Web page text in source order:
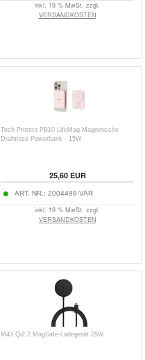
inkl. 19 % MwSt. zzgl.
VERSANDKOSTEN
Tech-Protect PB10 LifeMag Magnetische
Drahtlose Powerbank - 15W
25,60EUR
ART. NR.: 2004498-VAR
inkl. 19 % MwSt. zzgl.
VERSANDKOSTEN
M43 Qi2.2 MagSafe-Ladegerät 25W